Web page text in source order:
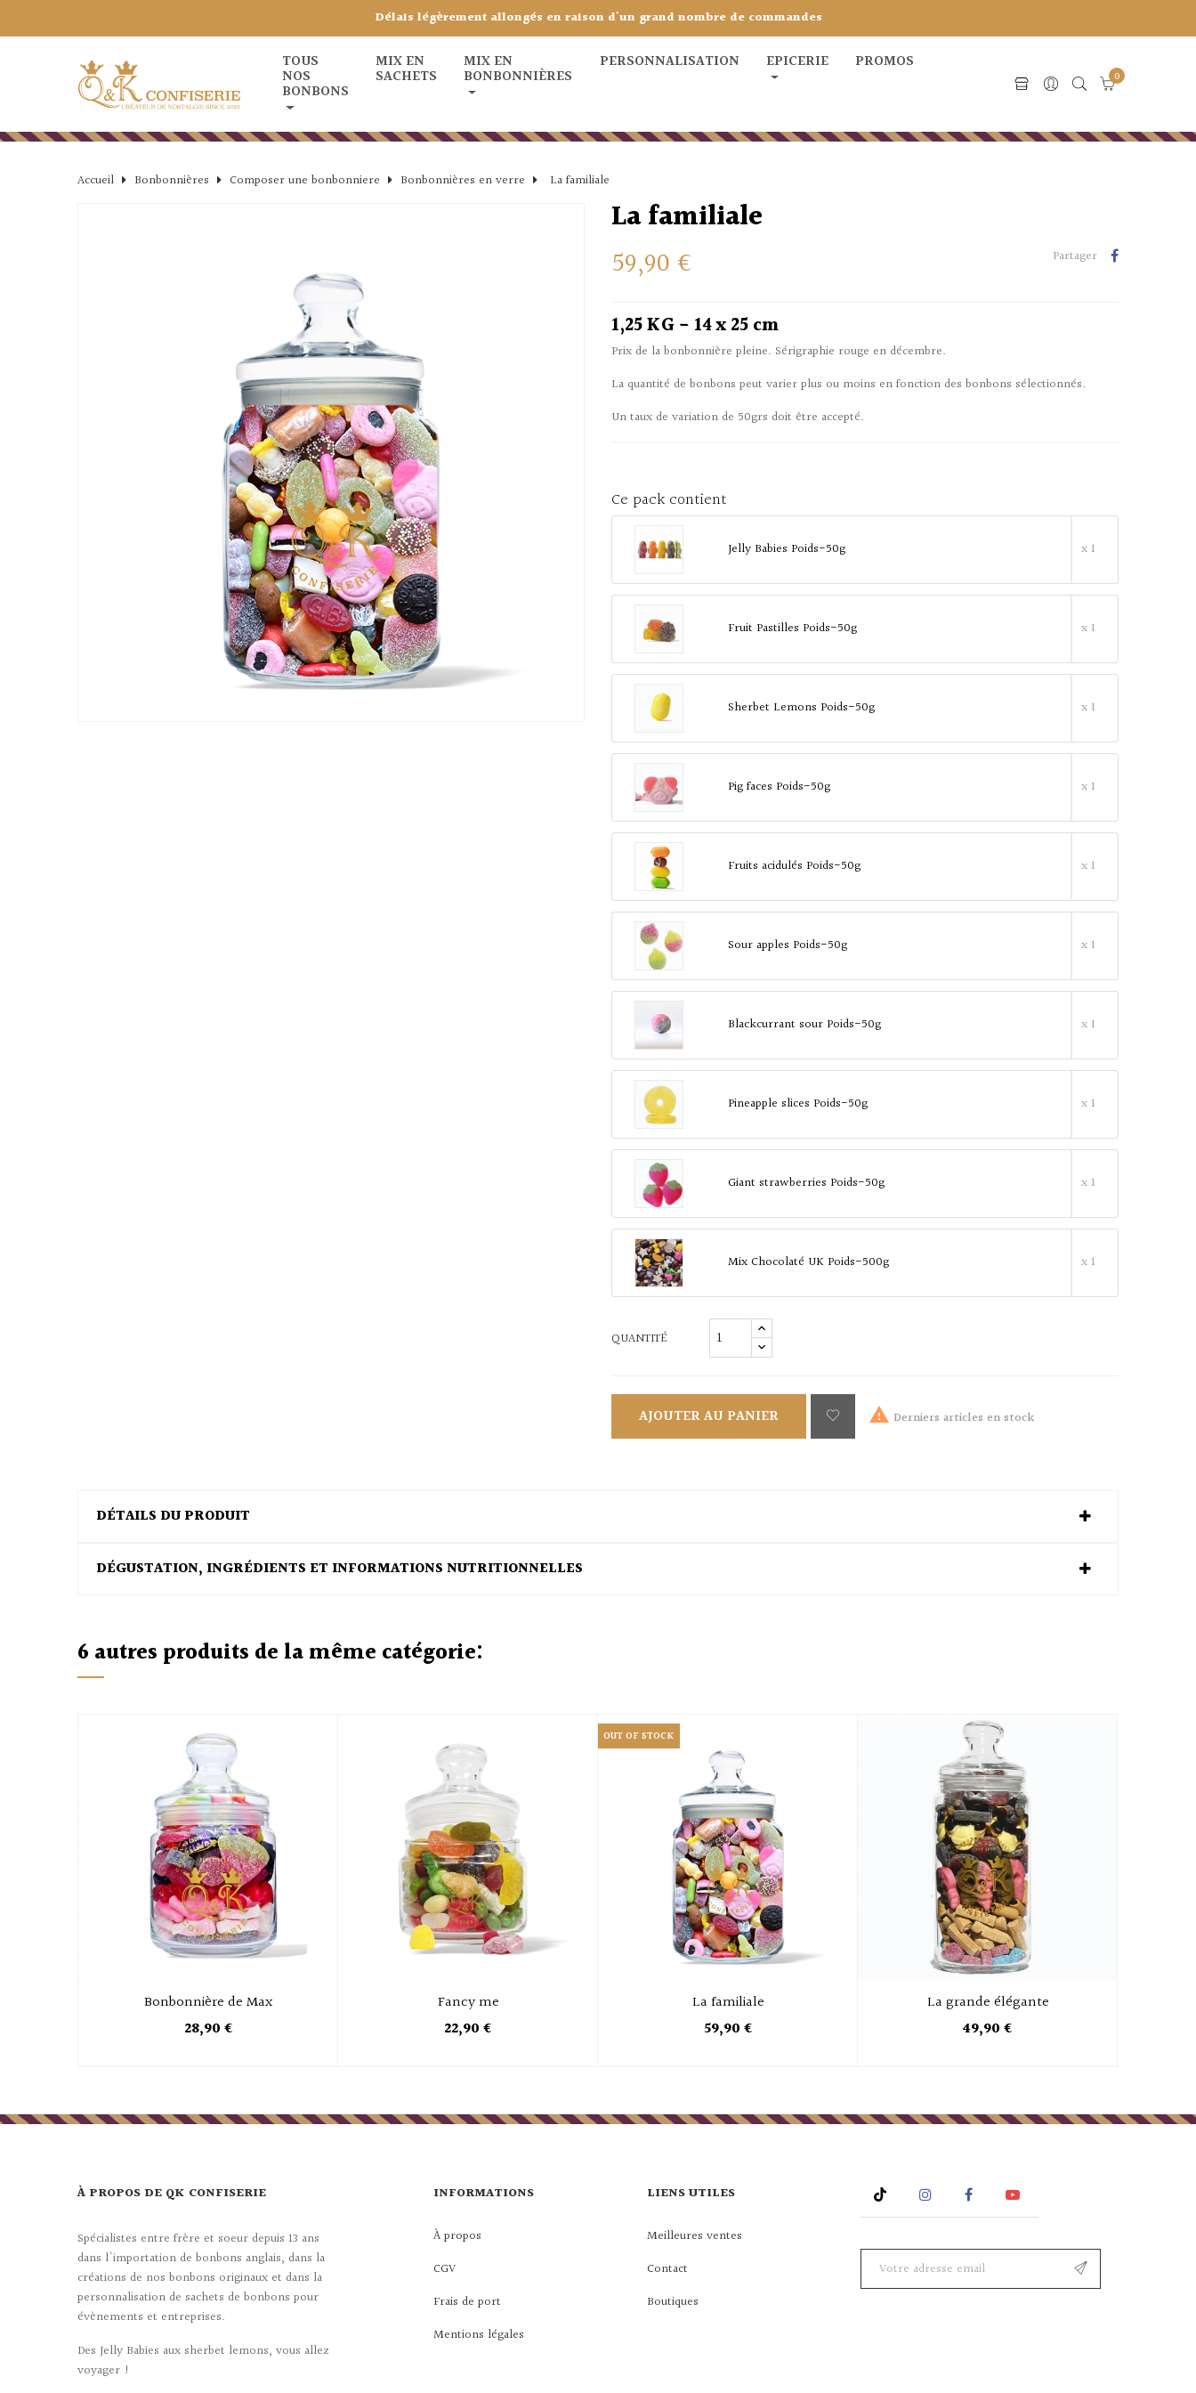
Délais légèrement allongés en raison d'un grand nombre de commandes
TOUS
NOS
BONBONS
MIX EN
SACHETS
MIX EN
BONBONNIÈRES
PERSONNALISATION EPICERIE PROMOS
0
Accueil Bonbonnières Composer une bonbonniere Bonbonnières en verre La familiale
La familiale
59,90 €
Partager
1,25 KG - 14 x 25 cm
Prix de la bonbonnière pleine. Sérigraphie rouge en décembre.
La quantité de bonbons peut varier plus ou moins en fonction des bonbons sélectionnés.
Un taux de variation de 50grs doit être accepté.
Ce pack contient
Jelly Babies Poids-50g x 1
Fruit Pastilles Poids-50g x 1
Sherbet Lemons Poids-50g x 1
Pig faces Poids-50g x 1
Fruits acidulés Poids-50g x 1
Sour apples Poids-50g x 1
Blackcurrant sour Poids-50g x 1
Pineapple slices Poids-50g x 1
Giant strawberries Poids-50g x 1
Mix Chocolaté UK Poids-500g x 1
QUANTITÉ
AJOUTER AU PANIER  Derniers articles en stock
DÉTAILS DU PRODUIT
DÉGUSTATION, INGRÉDIENTS ET INFORMATIONS NUTRITIONNELLES
6 autres produits de la même catégorie:
Bonbonnière de Max
28,90 €
Fancy me
22,90 €
OUT OF STOCK
La familiale
59,90 €
La grande élégante
49,90 €
À PROPOS DE QK CONFISERIE
Spécialistes entre frère et soeur depuis 13 ans
dans l'importation de bonbons anglais, dans la
créations de nos bonbons originaux et dans la
personnalisation de sachets de bonbons pour
évènements et entreprises.
Des Jelly Babies aux sherbet lemons, vous allez
voyager !
INFORMATIONS
À propos
CGV
Frais de port
Mentions légales
LIENS UTILES
Meilleures ventes
Contact
Boutiques
Instagram Facebook